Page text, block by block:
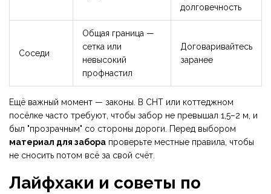
долговечность
Соседи
Общая граница —
сетка или
невысокий
профнастил
Договаривайтесь
заранее
Ещё важный момент — законы. В СНТ или коттеджном
посёлке часто требуют, чтобы забор не превышал 1,5–2 м, и
был "прозрачным" со стороны дороги. Перед выбором
материал для забора проверьте местные правила, чтобы
не сносить потом всё за свой счёт.
Лайфхаки и советы по